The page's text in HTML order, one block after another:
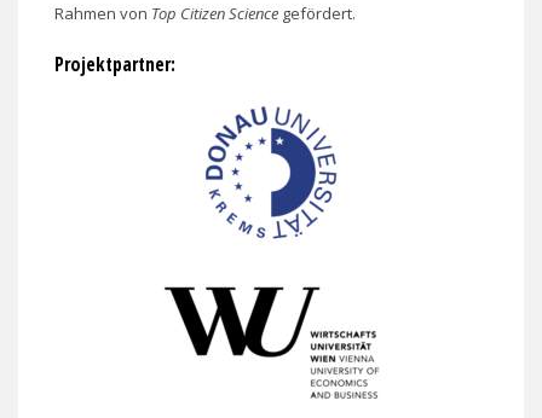
Rahmen von Top Citizen Science gefördert.
Projektpartner: